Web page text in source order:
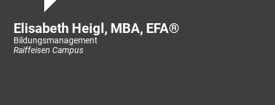
Elisabeth Heigl, MBA, EFA®
Bildungsmanagement
Raiffeisen Campus